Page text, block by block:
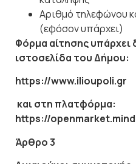
Αριθμό τηλεφώνου
(εφόσονυπάρχει)
Φόρμα αίτησηςυπάρχει
ιστοσελίδα τουΔήμου:
https://www.ilioupoli.gr
καιστη πλατφόρμα:
https://
Άρθρο3